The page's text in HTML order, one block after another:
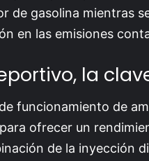
de gasolina mientras
en las emisiones
la
funcionamiento de
ofrecer un
de la inyección